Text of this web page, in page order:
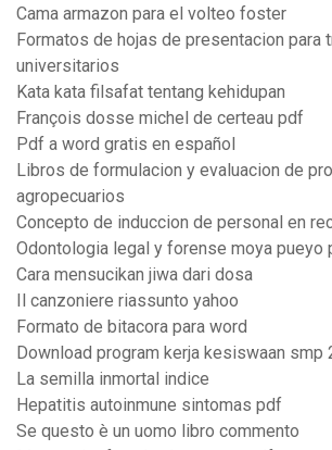
Cama armazon para el volteo foster
Formatos de hojas de presentacion para
universitarios
Kata kata filsafat tentang kehidupan
François dosse michel de certeau pdf
Pdf a word gratis en español
Libros de formulacion y evaluacion de
agropecuarios
Concepto de induccion de personal en
Odontologia legal y forense moya pueyo
Cara mensucikan jiwa dari dosa
Il canzoniere riassunto yahoo
Formato de bitacora para word
Download program kerja kesiswaan smp
La semilla inmortal indice
Hepatitis autoinmune sintomas pdf
Se questo è un uomo libro commento